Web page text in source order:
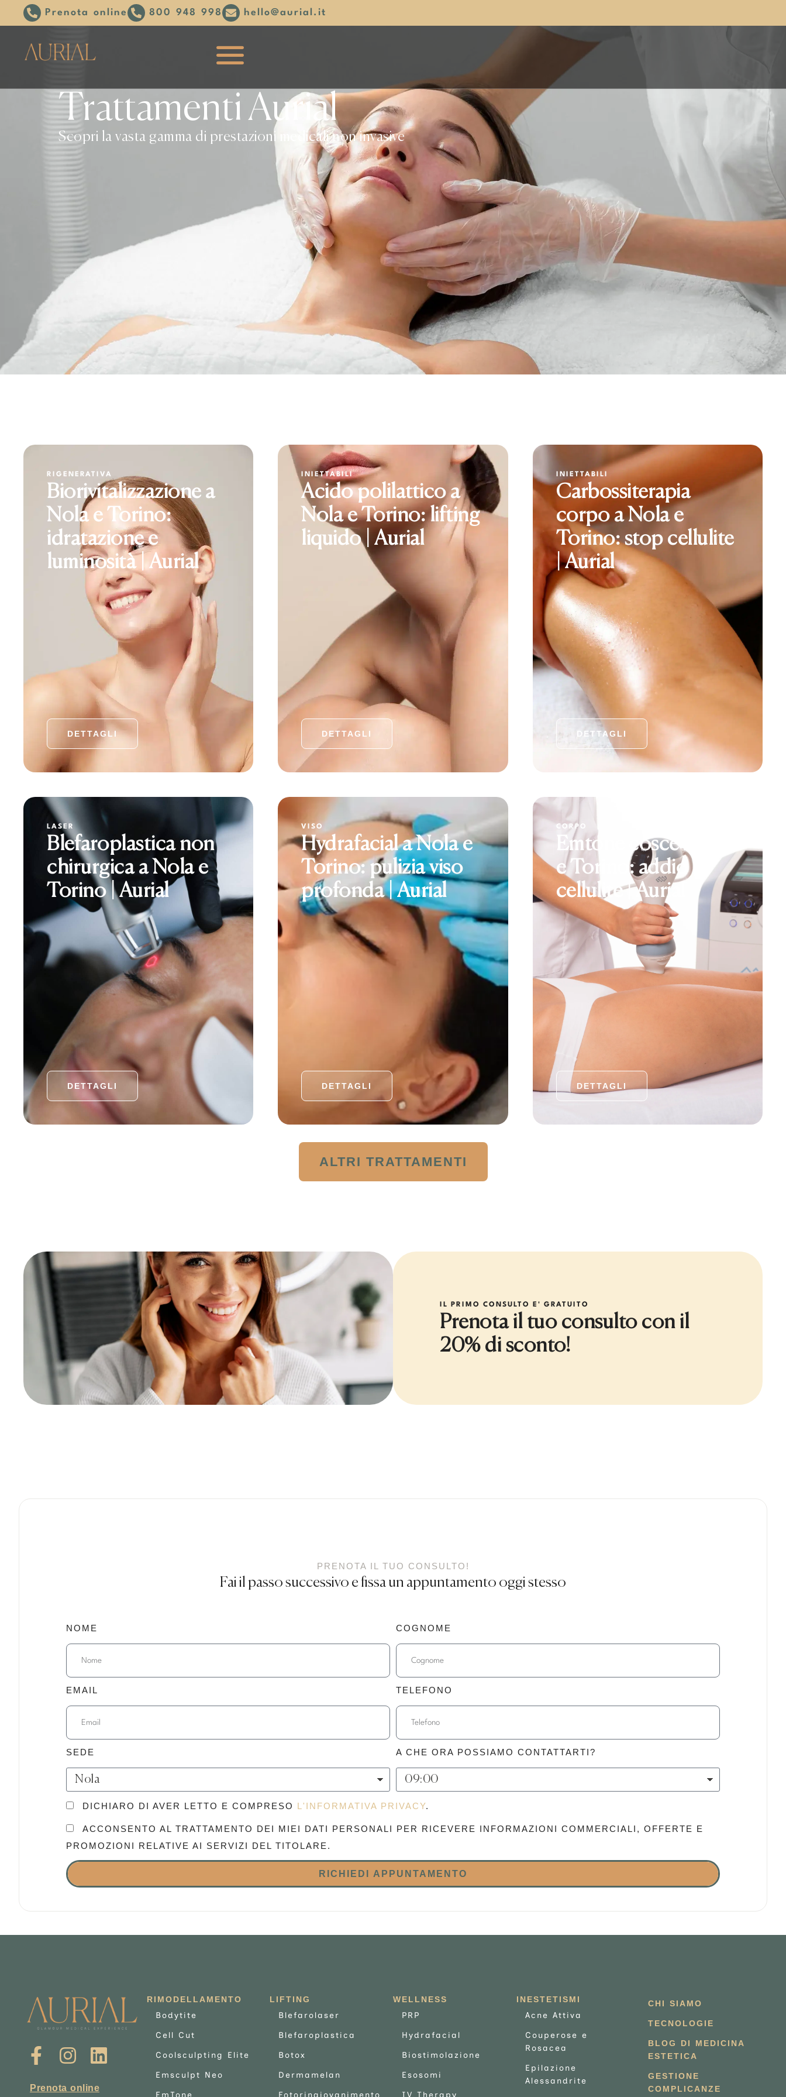
Prenota online 800 948 998 hello@aurial.it
Trattamenti Aurial
Scopri la vasta gamma di prestazioni medicali non invasive
RIGENERATIVA
Biorivitalizzazione a
Nola e Torino:
idratazione e
luminosità | Aurial
DETTAGLI
INIETTABILI
Acido polilattico a
Nola e Torino: lifting
liquido | Aurial
DETTAGLI
INIETTABILI
Carbossiterapia
corpo a Nola e
Torino: stop cellulite
| Aurial
DETTAGLI
LASER
Blefaroplastica non
chirurgica a Nola e
Torino | Aurial
DETTAGLI
VISO
Hydrafacial a Nola e
Torino: pulizia viso
profonda | Aurial
DETTAGLI
CORPO
Emtone cosce a Nola
e Torino: addio
cellulite | Aurial
DETTAGLI
ALTRI TRATTAMENTI
IL PRIMO CONSULTO E' GRATUITO
Prenota il tuo consulto con il
20% di sconto!
PRENOTA IL TUO CONSULTO!
Fai il passo successivo e fissa un appuntamento oggi stesso
NOME COGNOME
EMAIL TELEFONO
SEDE A CHE ORA POSSIAMO CONTATTARTI?
DICHIARO DI AVER LETTO E COMPRESO L'INFORMATIVA PRIVACY.
ACCONSENTO AL TRATTAMENTO DEI MIEI DATI PERSONALI PER RICEVERE INFORMAZIONI COMMERCIALI, OFFERTE E
PROMOZIONI RELATIVE AI SERVIZI DEL TITOLARE.
RICHIEDI APPUNTAMENTO
Prenota online
RIMODELLAMENTO
Bodytite
Cell Cut
Coolsculpting Elite
Emsculpt Neo
EmTone
LIFTING
Blefarolaser
Blefaroplastica
Botox
Dermamelan
Fotoringiovanimento
WELLNESS
PRP
Hydrafacial
Biostimolazione
Esosomi
IV Therapy
INESTETISMI
Acne Attiva
Couperose e
Rosacea
Epilazione
Alessandrite
CHI SIAMO
TECNOLOGIE
BLOG DI MEDICINA
ESTETICA
GESTIONE
COMPLICANZE